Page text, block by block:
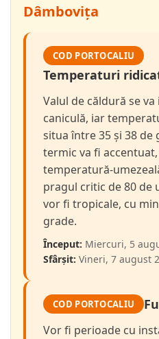
Dâmbovița
COD PORTOCALIU
Temperaturi
Valul de căldură se
caniculă, iar
situa între 35 și 38
termic va fi
temperatură-
pragul critic de 80 de
vor fi tropicale, cu
grade.
Început: Miercuri, 5
Sfârșit: Vineri, 7 august
COD PORTOCALIU
Vor fi perioade cu